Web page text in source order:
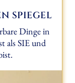
SPIEGEL
Dinge in
als SIE und